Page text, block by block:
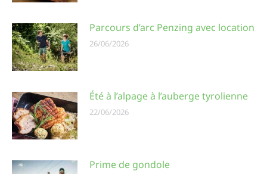
Parcours d’arc Penzing avec location
26/06/2026
Été à l’alpage à l’auberge tyrolienne
22/06/2026
Prime de gondole